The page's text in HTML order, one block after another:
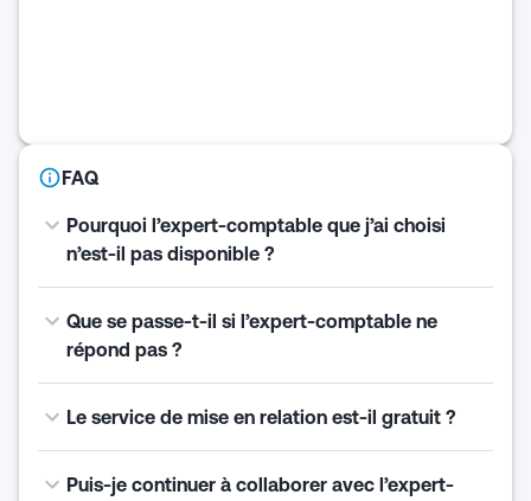
FAQ
Pourquoi l’expert-comptable que j’ai choisi
n’est-il pas disponible ?
Que se passe-t-il si l’expert-comptable ne
répond pas ?
Le service de mise en relation est-il gratuit ?
Puis-je continuer à collaborer avec l’expert-